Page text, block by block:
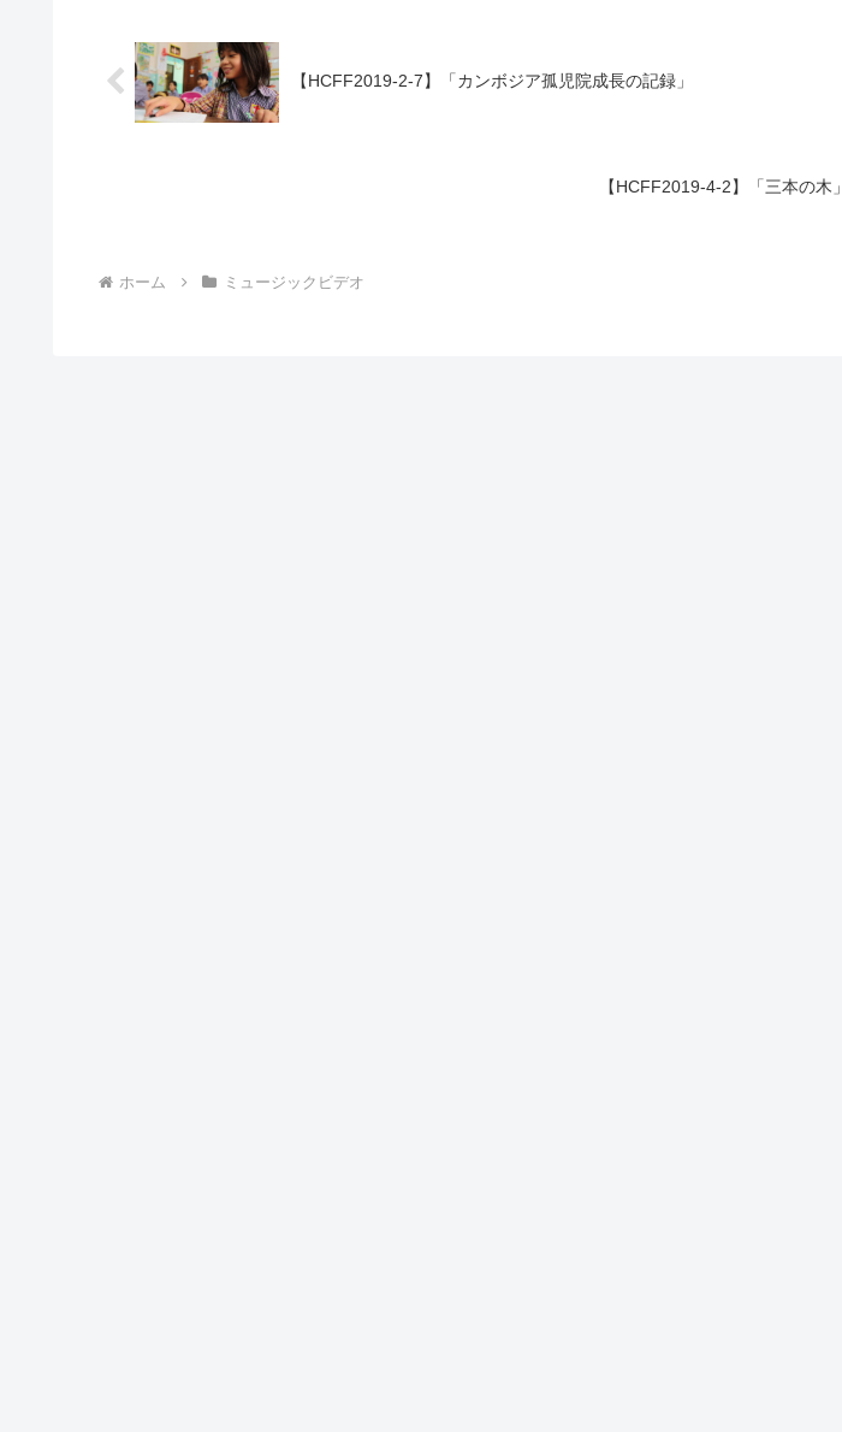
【HCFF2019-2-7】「カンボジア孤児院成長の記録」
【HCFF2019-4-2】「三本の木」
ホーム ミュージックビデオ